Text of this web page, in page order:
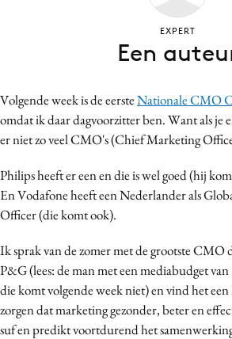
Craft
Customer Experience
Design
Digital transformation
Effectiviteit
Gedragsverandering
Influencer marketing
Interne communicatie
Volgende week is de eersteNationale CMO
omdat ik daar dagvoorzitter ben. Want als je
er niet zo veel CMO's (Chief Marketing
Philips heeft er een en die is wel goed (hij
En Vodafone heeft een Nederlander als
Officer (die komt ook).
Ik sprak van de zomer met de grootste CMO
P&G (lees: de man met een mediabudget
die komt volgende week niet) en vind het
zorgen dat marketing gezonder, beter en
suf en predikt voortdurend het
EXPERT
Een